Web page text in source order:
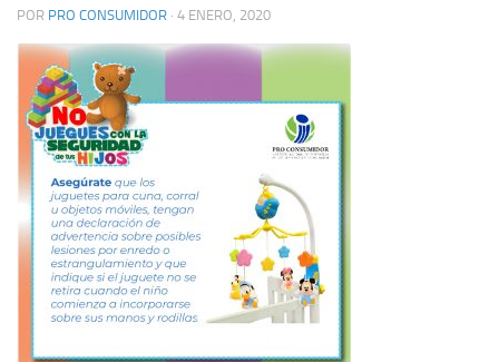
POR PRO CONSUMIDOR · 4 ENERO, 2020